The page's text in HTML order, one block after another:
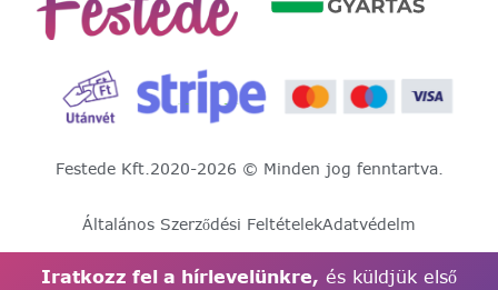
Festede Kft.2020-2026 © Minden jog fenntartva.
Általános Szerződési FeltételekAdatvédelm
Iratkozz fel a hírlevelünkre, és küldjük első